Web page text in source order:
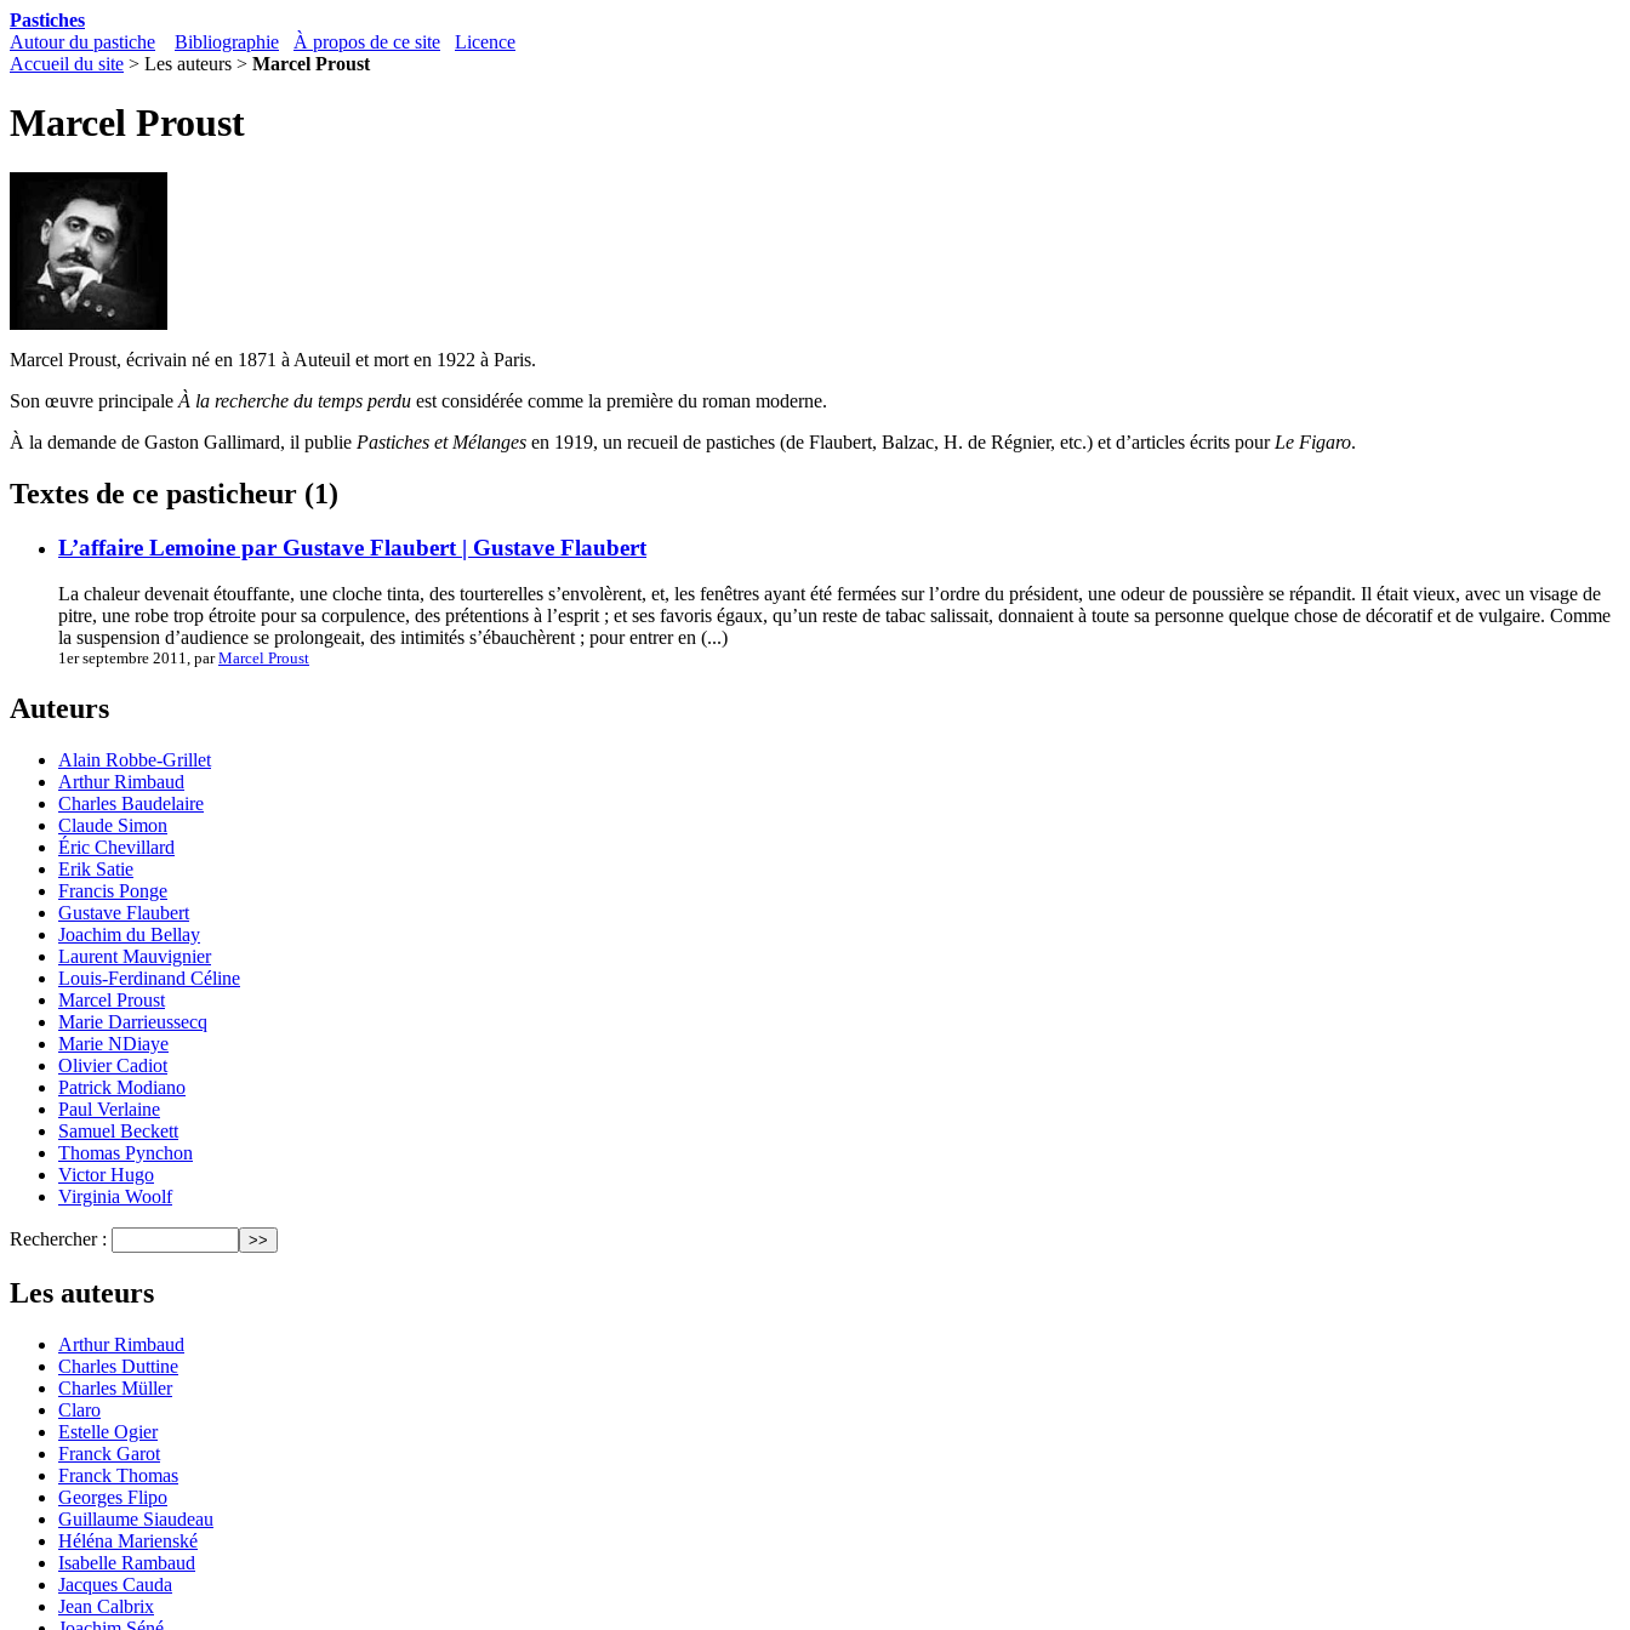
Pastiches
Autour du pastiche
Bibliographie À propos de ce site
Licence
Accueil du site > Les auteurs > Marcel Proust
Marcel Proust
Marcel Proust, écrivain né en 1871 à Auteuil et mort en 1922 à Paris.
Son œuvre principale À la recherche du temps perdu est considérée comme la première du roman moderne.
À la demande de Gaston Gallimard, il publie Pastiches et Mélanges en 1919, un recueil de pastiches (de Flaubert, Balzac, H. de Régnier, etc.) et d’articles écrits pour Le Figaro.
Textes de ce pasticheur (1)
L’affaire Lemoine par Gustave Flaubert | Gustave Flaubert
La chaleur devenait étouffante, une cloche tinta, des tourterelles s’envolèrent, et, les fenêtres ayant été fermées sur l’ordre du président, une odeur de poussière se répandit. Il était vieux, avec un visage de
pitre, une robe trop étroite pour sa corpulence, des prétentions à l’esprit ; et ses favoris égaux, qu’un reste de tabac salissait, donnaient à toute sa personne quelque chose de décoratif et de vulgaire. Comme
la suspension d’audience se prolongeait, des intimités s’ébauchèrent ; pour entrer en (...)
1er septembre 2011, parMarcel Proust
Auteurs
Alain Robbe-Grillet
Arthur Rimbaud
Charles Baudelaire
Claude Simon
Éric Chevillard
Erik Satie
Francis Ponge
Gustave Flaubert
Joachim du Bellay
Laurent Mauvignier
Louis-Ferdinand Céline
Marcel Proust
Marie Darrieussecq
Marie NDiaye
Olivier Cadiot
Patrick Modiano
Paul Verlaine
Samuel Beckett
Thomas Pynchon
Victor Hugo
Virginia Woolf
Rechercher :
Les auteurs
Arthur Rimbaud
Charles Duttine
Charles Müller
Claro
Estelle Ogier
Franck Garot
Franck Thomas
Georges Flipo
Guillaume Siaudeau
Héléna Marienské
Isabelle Rambaud
Jacques Cauda
Jean Calbrix